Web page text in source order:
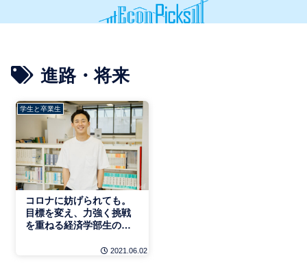
進路・将来
学生と卒業生
コロナに妨げられても。
目標を変え、力強く挑戦
を重ねる経済学部生の
2021.06.02